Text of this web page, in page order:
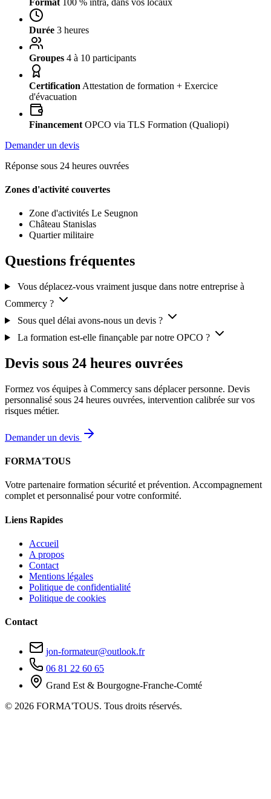
Durée 3 heures
Groupes 4 à 10 participants
Certification Attestation de formation + Exercice
d'évacuation
Financement OPCO via TLS Formation (Qualiopi)
Demander un devis
Réponse sous 24 heures ouvrées
Zones d'activité couvertes
Zone d'activités Le Seugnon
Château Stanislas
Quartier militaire
Questions fréquentes
Vous déplacez-vous vraiment jusque dans notre entreprise à
Commercy ?
Sous quel délai avons-nous un devis ?
La formation est-elle finançable par notre OPCO ?
Devis sous 24 heures ouvrées
Formez vos équipes à Commercy sans déplacer personne. Devis
personnalisé sous 24 heures ouvrées, intervention calibrée sur vos
risques métier.
Demander un devis
FORMA'TOUS
Votre partenaire formation sécurité et prévention. Accompagnement
complet et personnalisé pour votre conformité.
Liens Rapides
Accueil
A propos
Contact
Mentions légales
Politique de confidentialité
Politique de cookies
Contact
jon-formateur@outlook.fr
06 81 22 60 65
Grand Est & Bourgogne-Franche-Comté
© 2026 FORMA'TOUS. Tous droits réservés.